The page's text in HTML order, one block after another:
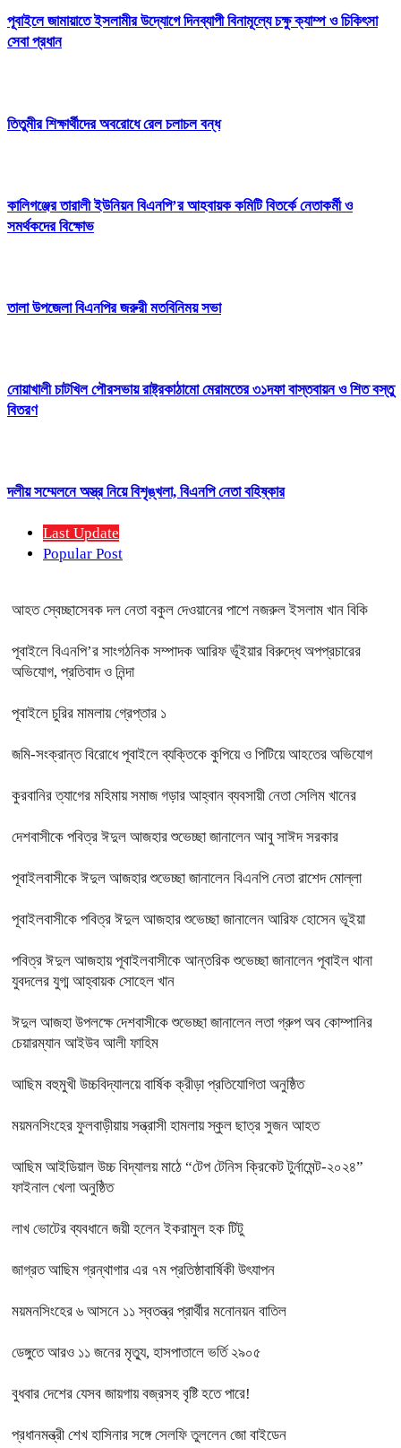
পূবাইলে জামায়াতে ইসলামীর উদ্যোগে দিনব্যাপী বিনামূল্যে চক্ষু ক্যাম্প ও চিকিৎসা
সেবা প্রধান
তিতুমীর শিক্ষার্থীদের অবরোধে রেল চলাচল বন্ধ
কালিগঞ্জের তারালী ইউনিয়ন বিএনপি’র আহবায়ক কমিটি বিতর্কে নেতাকর্মী ও
সমর্থকদের বিক্ষোভ
তালা উপজেলা বিএনপির জরুরী মতবিনিময় সভা
নোয়াখালী চাটখিল পৌরসভায় রাষ্ট্রকাঠামো মেরামতের ৩১দফা বাস্তবায়ন ও শিত বস্তু
বিতরণ
দলীয় সম্মেলনে অস্ত্র নিয়ে বিশৃঙ্খলা, বিএনপি নেতা বহিষ্কার
Last Update
Popular Post
আহত স্বেচ্ছাসেবক দল নেতা বকুল দেওয়ানের পাশে নজরুল ইসলাম খান বিকি
পূবাইলে বিএনপি’র সাংগঠনিক সম্পাদক আরিফ ভূঁইয়ার বিরুদ্ধে অপপ্রচারের
অভিযোগ, প্রতিবাদ ও নিন্দা
পূবাইলে চুরির মামলায় গ্রেপ্তার ১
জমি-সংক্রান্ত বিরোধে পূবাইলে ব্যক্তিকে কুপিয়ে ও পিটিয়ে আহতের অভিযোগ
কুরবানির ত্যাগের মহিমায় সমাজ গড়ার আহ্বান ব্যবসায়ী নেতা সেলিম খানের
দেশবাসীকে পবিত্র ঈদুল আজহার শুভেচ্ছা জানালেন আবু সাঈদ সরকার
পূবাইলবাসীকে ঈদুল আজহার শুভেচ্ছা জানালেন বিএনপি নেতা রাশেদ মোল্লা
পূবাইলবাসীকে পবিত্র ঈদুল আজহার শুভেচ্ছা জানালেন আরিফ হোসেন ভূইয়া
পবিত্র ঈদুল আজহায় পূবাইলবাসীকে আন্তরিক শুভেচ্ছা জানালেন পূবাইল থানা
যুবদলের যুগ্ম আহ্বায়ক সোহেল খান
ঈদুল আজহা উপলক্ষে দেশবাসীকে শুভেচ্ছা জানালেন লতা গ্রুপ অব কোম্পানির
চেয়ারম্যান আইউব আলী ফাহিম
আছিম বহুমুখী উচ্চবিদ্যালয়ে বার্ষিক ক্রীড়া প্রতিযোগিতা অনুষ্ঠিত
ময়মনসিংহের ফুলবাড়ীয়ায় সন্ত্রাসী হামলায় স্কুল ছাত্র সুজন আহত
আছিম আইডিয়াল উচ্চ বিদ্যালয় মাঠে “টেপ টেনিস ক্রিকেট টুর্নামেন্ট-২০২৪”
ফাইনাল খেলা অনুষ্ঠিত
লাখ ভোটের ব্যবধানে জয়ী হলেন ইকরামুল হক টিটু
জাগ্রত আছিম গ্রন্থাগার এর ৭ম প্রতিষ্ঠাবার্ষিকী উৎযাপন
ময়মনসিংহের ৬ আসনে ১১ স্বতন্ত্র প্রার্থীর মনোনয়ন বাতিল
ডেঙ্গুতে আরও ১১ জনের মৃত্যু, হাসপাতালে ভর্তি ২৯০৫
বুধবার দেশের যেসব জায়গায় বজ্রসহ বৃষ্টি হতে পারে!
প্রধানমন্ত্রী শেখ হাসিনার সঙ্গে সেলফি তুললেন জো বাইডেন